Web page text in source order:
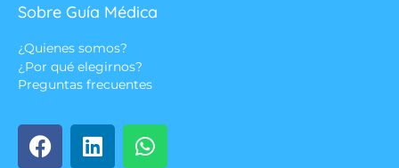
Sobre Guía Médica
¿Quienes somos?
¿Por qué elegirnos?
Preguntas frecuentes